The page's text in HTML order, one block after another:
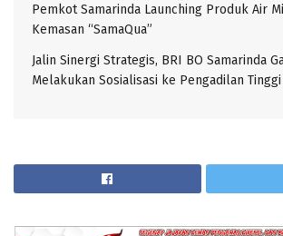
Pemkot Samarinda Launching Produk Air
Kemasan “SamaQua”
Jalin Sinergi Strategis, BRI BO Samarinda
Melakukan Sosialisasi ke Pengadilan